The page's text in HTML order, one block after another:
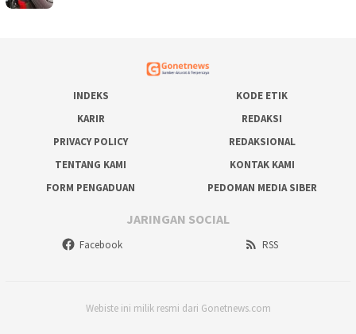
INDEKS
KODE ETIK
KARIR
REDAKSI
PRIVACY POLICY
REDAKSIONAL
TENTANG KAMI
KONTAK KAMI
FORM PENGADUAN
PEDOMAN MEDIA SIBER
JARINGAN SOCIAL
Facebook RSS
Webiste ini milik resmi dari Gonetnews.com